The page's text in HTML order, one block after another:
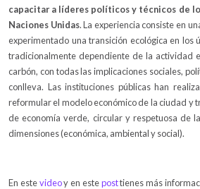
capacitar a líderes políticos y técnicos de
Naciones Unidas. La experiencia consiste en
experimentado una transición ecológica en los
tradicionalmente dependiente de la actividad
carbón, con todas las implicaciones sociales,
conlleva. Las instituciones públicas han
reformular el modelo económico de la ciudad y
de economía verde, circular y respetuosa de
dimensiones (económica, ambiental y social).
En estevideoy en esteposttienes más